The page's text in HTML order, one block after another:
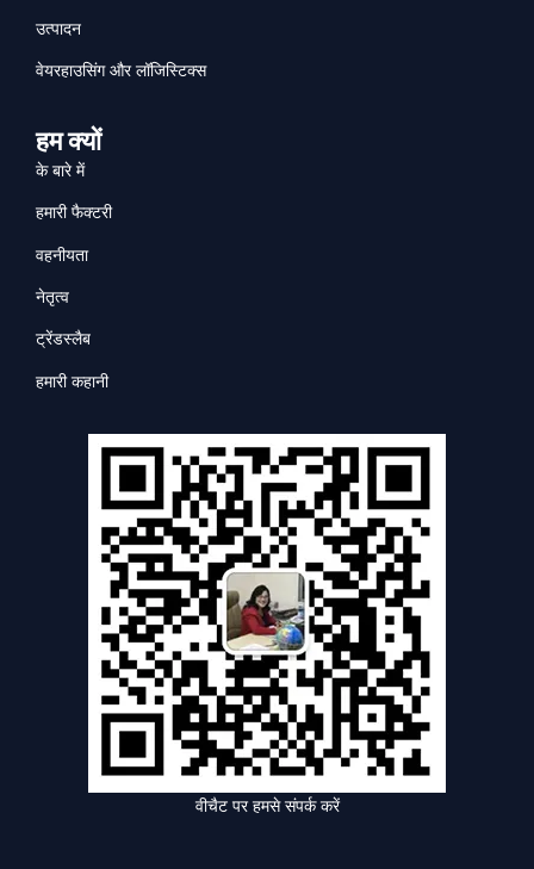
उत्पादन
वेयरहाउसिंग और लॉजिस्टिक्स
हम क्यों
के बारे में
हमारी फैक्टरी
वहनीयता
नेतृत्व
ट्रेंडस्लैब
हमारी कहानी
वीचैट पर हमसे संपर्क करें